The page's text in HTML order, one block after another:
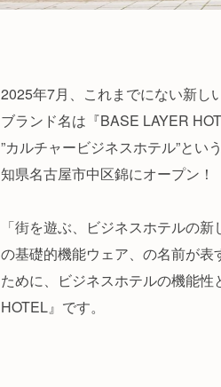
2025年7月、これまでにない新し
ブランド名は『BASE LAYER
”カルチャービジネスホテル”と
知県名古屋市中区錦にオープン！
「街を遊ぶ、ビジネスホテルの
の基礎的機能ウェア、の名前が
ために、ビジネスホテルの機能
HOTEL』です。